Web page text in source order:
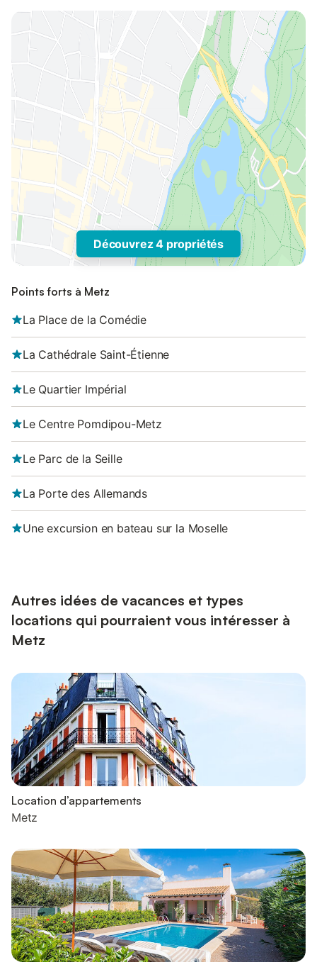
Découvrez 4 propriétés
Points forts à Metz
La Place de la Comédie
La Cathédrale Saint-Étienne
Le Quartier Impérial
Le Centre Pomdipou-Metz
Le Parc de la Seille
La Porte des Allemands
Une excursion en bateau sur la Moselle
Autres idées de vacances et types
locations qui pourraient vous intéresser à
Metz
Location d’appartements
Metz